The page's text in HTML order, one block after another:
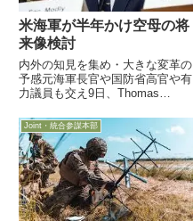
米海軍が半年かけ空母の将
来像検討
内外の知見を集め・大きな変革の
予感元海軍長官や国防省高官や有
力議員も交え9日、Thomas
「Future Carrier 2030」（通称：
FC-2030）との特別チームを立ち
上げ、現在4隻まで契約が終わっ
て...
Joint・統合参謀本部